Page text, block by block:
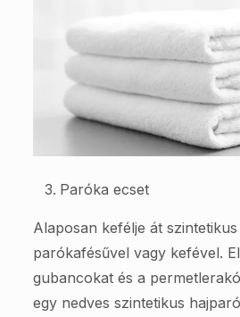
Paróka ecset
Alaposan kefélje át
parókafésűvel vagy kefével.
gubancokat és a
egy nedves szintetikus